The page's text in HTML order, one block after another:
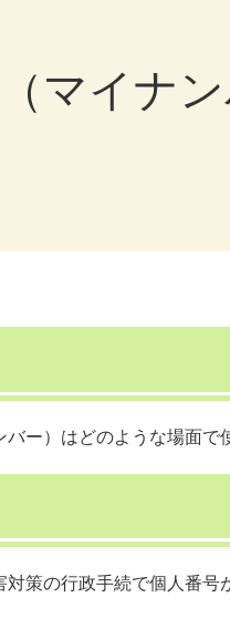
マイナ
ー）はどのような場面で
策の行政手続で個人番号